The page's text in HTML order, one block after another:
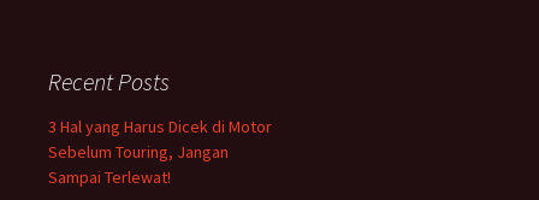
Recent Posts
3 Hal yang Harus Dicek di Motor
Sebelum Touring, Jangan
Sampai Terlewat!